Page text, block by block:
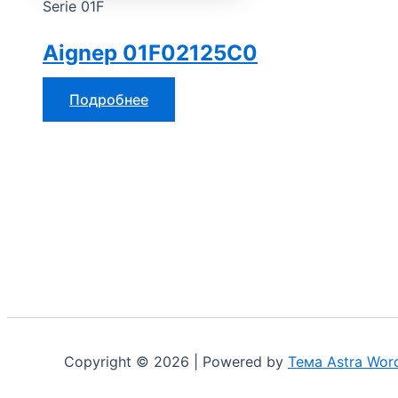
Serie 01F
Aignep 01F02125C0
Подробнее
Copyright © 2026 | Powered by Тема Astra